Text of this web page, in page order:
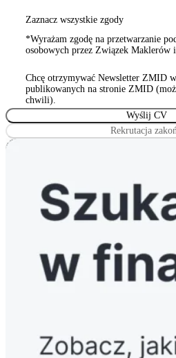
Zaznacz wszystkie zgody
*Wyrażam zgodę na przetwarzanie
osobowych przez Związek Maklerów
stowarzyszeń, innych organizacji
Wyrażam zgodę na przetwarzanie
osobowych przez Związek Maklerów
Warszawie 00-815, ul. Sienna 93/2,
stowarzyszeń, innych organizacji
Chcę otrzymywać Newsletter ZMID
publikowanych na stronie ZMID
chwili).
Rekrutacja